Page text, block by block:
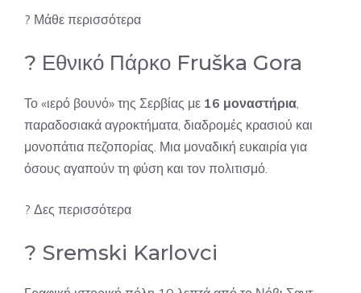
? Μάθε περισσότερα
? Εθνικό Πάρκο Fruška Gora
Το «ιερό βουνό» της Σερβίας με 16 μοναστήρια,
παραδοσιακά αγροκτήματα, διαδρομές κρασιού και
μονοπάτια πεζοπορίας. Μια μοναδική ευκαιρία για
όσους αγαπούν τη φύση και τον πολιτισμό.
? Δες περισσότερα
? Sremski Karlovci